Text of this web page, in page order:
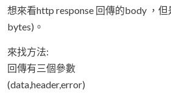
想來看http response 回傳的body ，
bytes)。
來找方法:
回傳有三個參數
(data,header,error)